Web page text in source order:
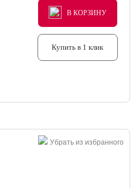
В КОРЗИНУ
В КОРЗИНУ
В КОРЗИНУ
Купить в 1 клик
Убрать из избранного